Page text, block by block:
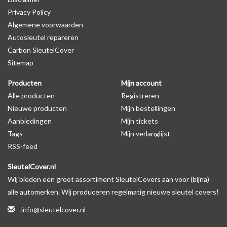
Levering
Voor 16:00 besteld = Dezelfde dag verzonden
Verzending naar België: 1/3 werkdagen
Merk: SleutelCover
Geschikt voor: Volvo
Gewicht: 20g
Materiaal: Siliconen
Geschikt voor o.a. de volgende modellen:
* Afhankelijk van het bouwjaar
* Controleer
altijd alsnog eerst uw model sleutel met het
Privacy Policy
Algemene voorwaarden
Autosleutel repareren
Carbon SleutelCover
Sitemap
Producten
Alle producten
Nieuwe producten
Aanbiedingen
Tags
RSS-feed
Mijn account
Registreren
Mijn bestellingen
Mijn tickets
Mijn verlanglijst
SleutelCover.nl
Wij bieden een groot assortiment SleutelCovers aan voor (bijna)
alle automerken. Wij produceren regelmatig nieuwe sleutel covers!
info@sleutelcover.nl